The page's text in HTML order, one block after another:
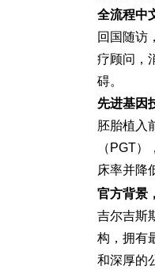
全流程中
回国随访
疗顾问，
碍。
先进基因
胚胎植入
（PGT
床率并降
官方背景
吉尔吉斯
构，拥有
和深厚的